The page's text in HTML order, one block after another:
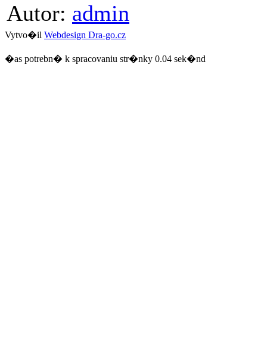
Autor: admin
Vytvo�il Webdesign Dra-go.cz
�as potrebn� k spracovaniu str�nky 0.04 sek�nd